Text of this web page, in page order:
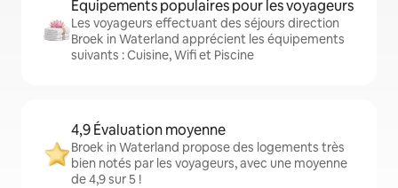
Équipements populaires pour les voyageurs
Les voyageurs effectuant des séjours direction
Broek in Waterland apprécient les équipements
suivants : Cuisine, Wifi et Piscine
4,9 Évaluation moyenne
Broek in Waterland propose des logements très
bien notés par les voyageurs, avec une moyenne
de 4,9 sur 5 !